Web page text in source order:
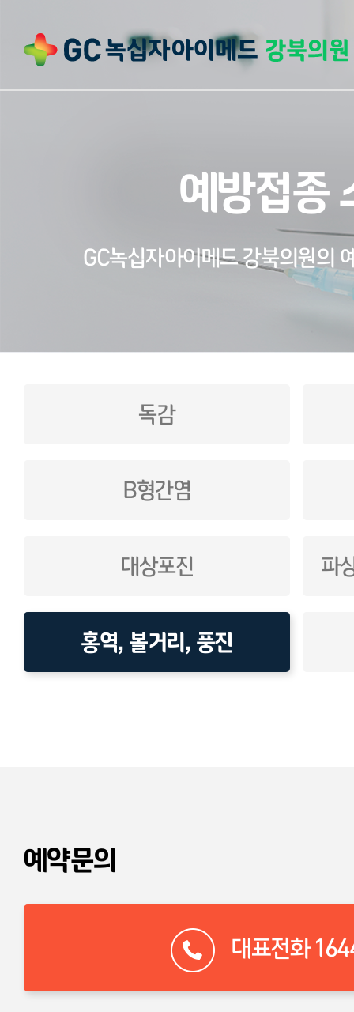
예방접종
GC녹십자아이메드 강북의원의
독감
B형간염
대상포진 파
홍역, 볼거리, 풍진
예약문의
대표전화